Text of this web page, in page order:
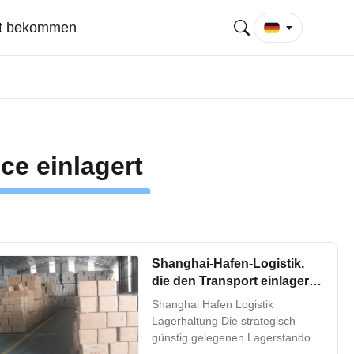
bekommen
einlagert
Shanghai-Hafen-Logistik,
die den Transport einlagert
UHRKETTE/EXW/CIF
einlagert
Shanghai Hafen Logistik
Lagerhaltung Die strategisch
günstig gelegenen Lagerstandorte